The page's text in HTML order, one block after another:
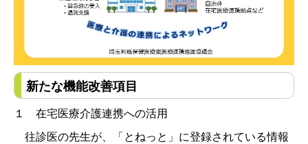
新たな機能改善項目
１ 在宅医療介護連携への活用
往診医の先生が、「とねっと」に登録されている情報